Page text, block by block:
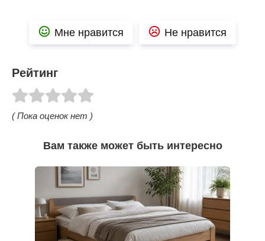
Мне нравится Не нравится
Рейтинг
( Пока оценок нет )
Вам также может быть интересно